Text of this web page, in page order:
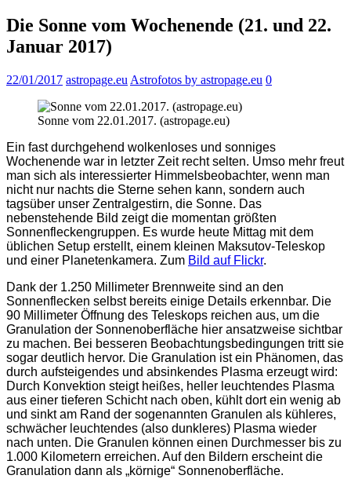
Die Sonne vom Wochenende (21. und 22.
Januar 2017)
22/01/2017 astropage.eu Astrofotos by astropage.eu 0
Sonne vom 22.01.2017. (astropage.eu)
Ein fast durchgehend wolkenloses und sonniges
Wochenende war in letzter Zeit recht selten. Umso mehr freut
man sich als interessierter Himmelsbeobachter, wenn man
nicht nur nachts die Sterne sehen kann, sondern auch
tagsüber unser Zentralgestirn, die Sonne. Das
nebenstehende Bild zeigt die momentan größten
Sonnenfleckengruppen. Es wurde heute Mittag mit dem
üblichen Setup erstellt, einem kleinen Maksutov-Teleskop
und einer Planetenkamera. Zum Bild auf Flickr.
Dank der 1.250 Millimeter Brennweite sind an den
Sonnenflecken selbst bereits einige Details erkennbar. Die
90 Millimeter Öffnung des Teleskops reichen aus, um die
Granulation der Sonnenoberfläche hier ansatzweise sichtbar
zu machen. Bei besseren Beobachtungsbedingungen tritt sie
sogar deutlich hervor. Die Granulation ist ein Phänomen, das
durch aufsteigendes und absinkendes Plasma erzeugt wird:
Durch Konvektion steigt heißes, heller leuchtendes Plasma
aus einer tieferen Schicht nach oben, kühlt dort ein wenig ab
und sinkt am Rand der sogenannten Granulen als kühleres,
schwächer leuchtendes (also dunkleres) Plasma wieder
nach unten. Die Granulen können einen Durchmesser bis zu
1.000 Kilometern erreichen. Auf den Bildern erscheint die
Granulation dann als „körnige“ Sonnenoberfläche.